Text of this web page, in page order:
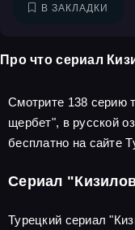
В ЗАКЛАДКИ
Про что сериал
Смотрите 138 серию
щербет", в русской
бесплатно на сайте
Сериал
Турецкий сериал